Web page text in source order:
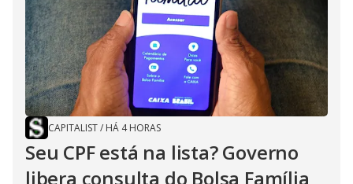
CAPITALIST/ HÁ 4 HORAS
Seu CPF está na lista? Governo
libera consulta do Bolsa Família